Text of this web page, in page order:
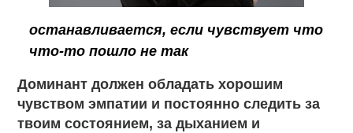
останавливается, если чувствует что
что-то пошло не так
Доминант должен обладать хорошим
чувством эмпатии и постоянно следить за
твоим состоянием, за дыханием и